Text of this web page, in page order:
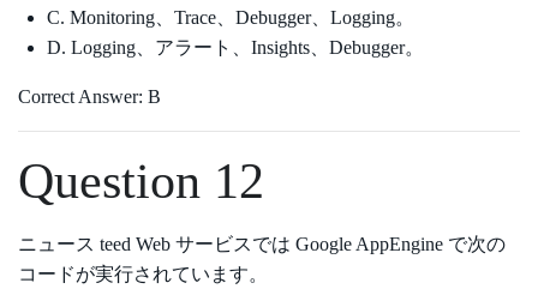
C. Monitoring、Trace、Debugger、Logging。
D. Logging、アラート、Insights、Debugger。
Correct Answer: B
Question 12
ニュース teed Web サービスでは Google AppEngine で次の
コードが実行されています。